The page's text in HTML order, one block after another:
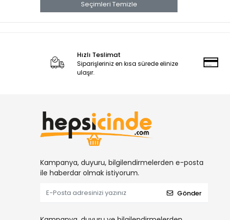
KOLİ KAPAMA TABANCALARI
YÜKSÜKLÜ NİPELLER
DİĞER HAVALI ALETLER
NİPELLER
DÖŞEME TABANCALARI
DİŞİ TAPALAR
DİRSEKLER
TE REKORLAR
MEKANİK ZIMBA TABANCALARI
Seçimleri Temizle
Hızlı Teslimat
Siparişleriniz en kısa sürede elinize
ulaşır.
Kampanya, duyuru, bilgilendirmelerden e-posta
ile haberdar olmak istiyorum.
Gönder